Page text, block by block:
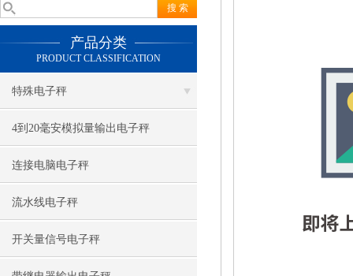
产品分类
PRODUCT CLASSIFICATION
特殊电子秤
4到20毫安模拟量输出电子秤
连接电脑电子秤
流水线电子秤
开关量信号电子秤